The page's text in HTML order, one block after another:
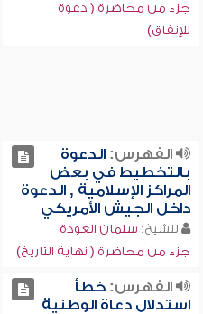
جزء من محاضرة ( دعوة
للإنفاق)
الفهرس:الدعوة
بالتخطيط في بعض
المراكز الإسلامية , الدعوة
داخل الجيش الأمريكي
للشيخ: سلمان العودة
جزء من محاضرة ( نهاية التاريخ)
الفهرس:خطأ
استدلال دعاة الوطنية